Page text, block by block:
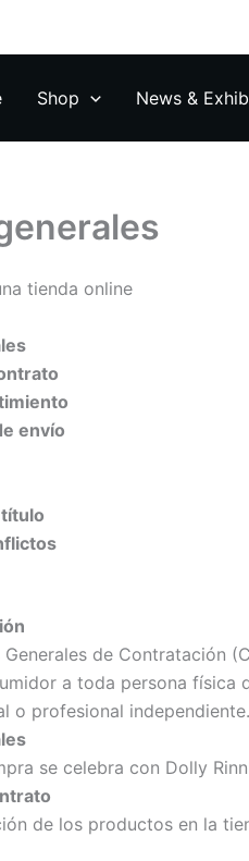
Shop News &
tienda online
envío
de Contratación
a toda persona
o profesional independiente.
se celebra con Dolly
de los productos en la